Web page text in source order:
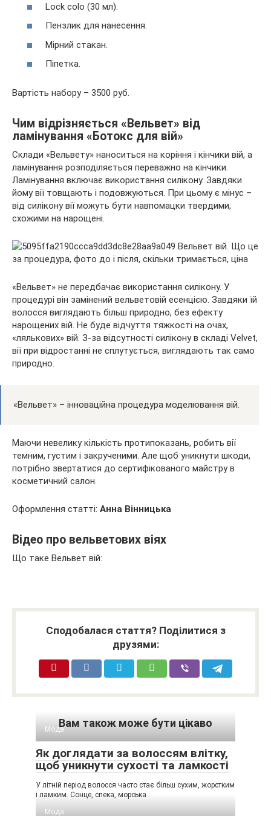
Lock colo (30 мл).
Пензлик для нанесення.
Мірний стакан.
Піпетка.
Вартість набору – 3500 руб.
Чим відрізняється «Вельвет» від
ламінування «Ботокс для вій»
Склади «Вельвету» наноситься на коріння і кінчики вій, а
ламінування розподіляється переважно на кінчики.
Ламінування включає використання силікону. Завдяки
йому вії товщають і подовжуються. При цьому є мінус –
від силікону вії можуть бути навпомацки твердими,
схожими на нарощені.
«Вельвет» не передбачає використання силікону. У
процедурі він замінений вельветовій есенцією. Завдяки їй
волосся виглядають більш природно, без ефекту
нарощених вій. Не буде відчуття тяжкості на очах,
«лялькових» вій. З-за відсутності силікону в складі Velvet,
вії при відростанні не сплутується, виглядають так само
природно.
«Вельвет» – інноваційна процедура моделювання вій.
Маючи невелику кількість протипоказань, робить вії
темним, густим і закрученими. Але щоб уникнути шкоди,
потрібно звертатися до сертифікованого майстру в
косметичний салон.
Оформлення статті: Анна Вінницька
Відео про вельветових віях
Що таке Вельвет вій:
Сподобалася стаття? Поділитися з
друзями:
Вам також може бути цікаво
Мода
Як доглядати за волоссям влітку,
щоб уникнути сухості та ламкості
У літній період волосся часто стає більш сухим, жорстким
і ламким. Сонце, спека, морська
Мода